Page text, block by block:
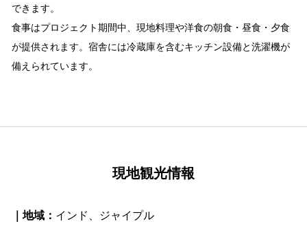
できます。
食事はプロジェクト期間中、現地料理や洋食の朝食・昼食・夕食
が提供されます。宿舎には冷蔵庫を含むキッチン設備と洗濯機が
備えられています。
現地観光情報
｜地域： インド、ジャイプル